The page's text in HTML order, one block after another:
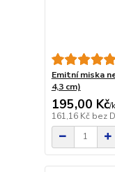
Emitní miska
4,3 cm)
195,00 Kč/
161,16 Kč bez